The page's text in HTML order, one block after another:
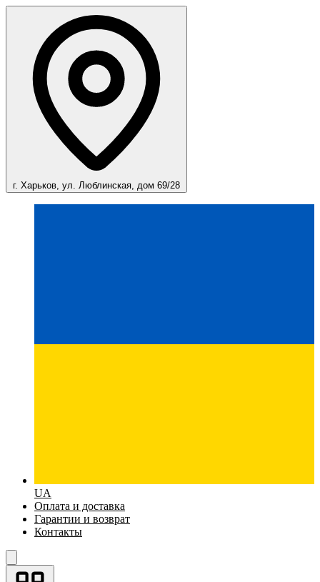
г. Харьков, ул. Люблинская, дом 69/28
UA
Оплата и доставка
Гарантии и возврат
Контакты